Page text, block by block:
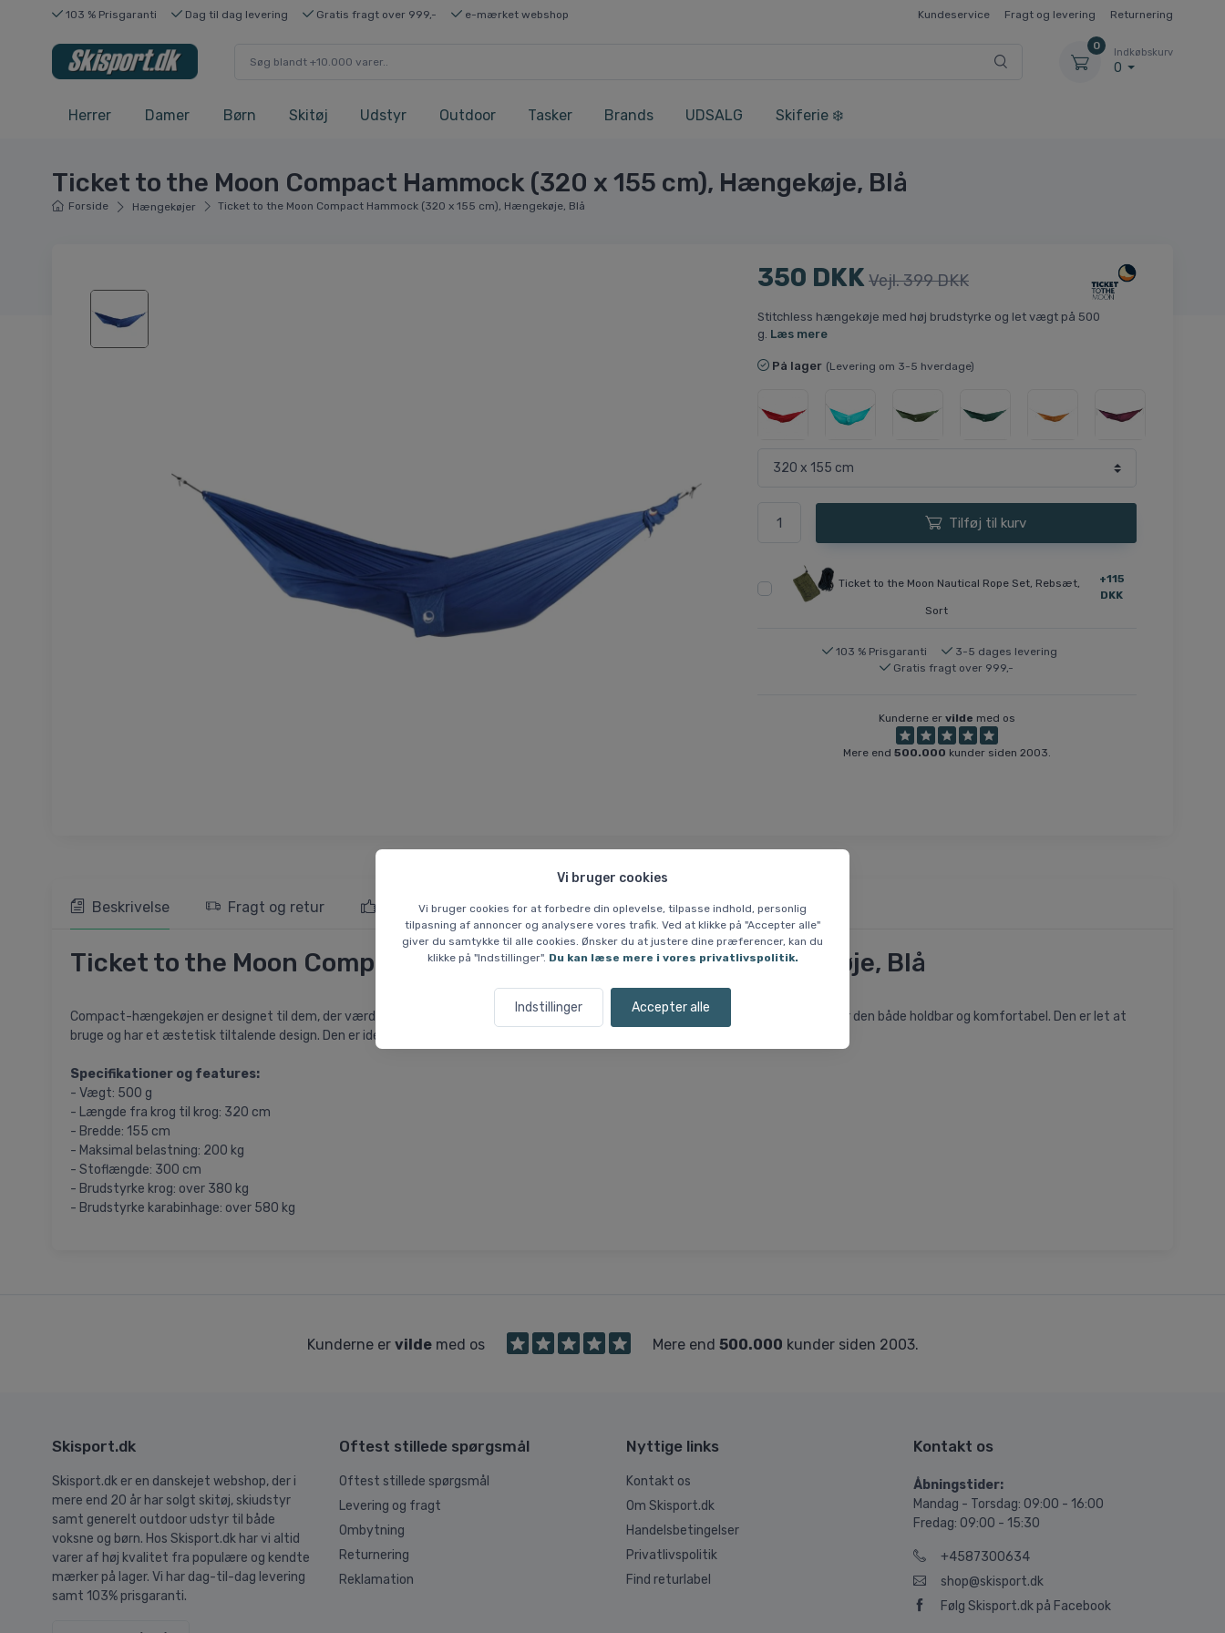
Vi bruger cookies
Vi bruger cookies for at forbedre din oplevelse, tilpasse indhold, personlig
tilpasning af annoncer og analysere vores trafik. Ved at klikke på "Accepter alle"
giver du samtykke til alle cookies. Ønsker du at justere dine præferencer, kan du
klikke på "Indstillinger". Du kan læse mere i vores privatlivspolitik.
Indstillinger Accepter alle
103 % Prisgaranti Dag til dag levering Gratis fragt over 999,- e-mærket webshop Kundeservice Fragt og levering Returnering
0
Indkøbskurv
0
Herrer Damer Børn Skitøj Udstyr Outdoor Tasker Brands UDSALG Skiferie ❄️
Ticket to the Moon Compact Hammock (320 x 155 cm), Hængekøje, Blå
Forside Hængekøjer Ticket to the Moon Compact Hammock (320 x 155 cm), Hængekøje, Blå
350 DKK Vejl. 399 DKK
Stitchless hængekøje med høj brudstyrke og let vægt på 500
g. Læs mere
På lager (Levering om 3-5 hverdage)
Tilføj til kurv
Ticket to the Moon Nautical Rope Set, Rebsæt,
Sort
+115
DKK
103 % Prisgaranti
3-5 dages levering
Gratis fragt over 999,-
Kunderne er vilde med os
Mere end 500.000 kunder siden 2003.
Beskrivelse Fragt og retur 103 % Prisgaranti Hvem er vi?
Ticket to the Moon Compact Hammock (320 x 155 cm), Hængekøje, Blå
Compact-hængekøjen er designet til dem, der værdsætter minimalisme og god værdi. Denne hængekøje er uden syninger, hvilket gør den både holdbar og komfortabel. Den er let at
bruge og har et æstetisk tiltalende design. Den er ideel som en begyndermodel for unge brugere.
Specifikationer og features:
- Vægt: 500 g
- Længde fra krog til krog: 320 cm
- Bredde: 155 cm
- Maksimal belastning: 200 kg
- Stoflængde: 300 cm
- Brudstyrke krog: over 380 kg
- Brudstyrke karabinhage: over 580 kg
Kunderne er vildemed os Mere end 500.000 kunder siden 2003.
Skisport.dk
Skisport.dk er en danskejet webshop, der i
mere end 20 år har solgt skitøj, skiudstyr
samt generelt outdoor udstyr til både
voksne og børn. Hos Skisport.dk har vi altid
varer af høj kvalitet fra populære og kendte
mærker på lager. Vi har dag-til-dag levering
samt 103% prisgaranti.
Oftest stillede spørgsmål
Oftest stillede spørgsmål
Levering og fragt
Ombytning
Returnering
Reklamation
Nyttige links
Kontakt os
Om Skisport.dk
Handelsbetingelser
Privatlivspolitik
Find returlabel
Kontakt os
Åbningstider:
Mandag - Torsdag: 09:00 - 16:00
Fredag: 09:00 - 15:30
+4587300634
shop@skisport.dk
Følg Skisport.dk på Facebook